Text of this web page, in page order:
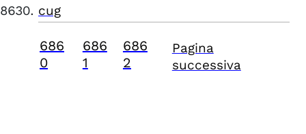
cug
686
0
686
1
686
2
Pagina
successiva